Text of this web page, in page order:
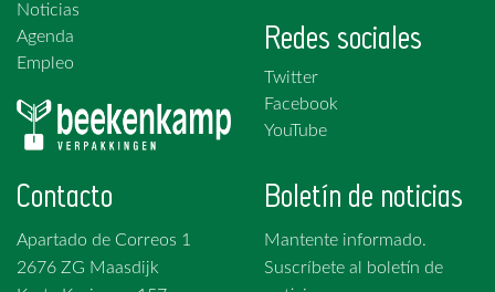
Noticias
Agenda
Empleo
Redes sociales
Twitter
Facebook
YouTube
Contacto
Apartado de Correos 1
2676 ZG Maasdijk
Boletín de noticias
Mantente informado.
Suscríbete al boletín de